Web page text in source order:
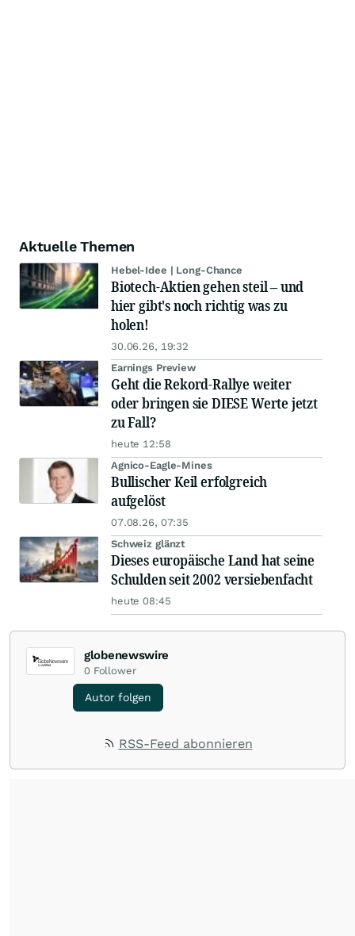
Aktuelle Themen
Hebel-Idee | Long-Chance
Biotech-Aktien gehen steil – und
hier gibt's noch richtig was zu
holen!
30.06.26, 19:32
Earnings Preview
Geht die Rekord-Rallye weiter
oder bringen sie DIESE Werte jetzt
zu Fall?
heute 12:58
Agnico-Eagle-Mines
Bullischer Keil erfolgreich
aufgelöst
07.08.26, 07:35
Schweiz glänzt
Dieses europäische Land hat seine
Schulden seit 2002 versiebenfacht
heute 08:45
globenewswire
0 Follower
Autor folgen
RSS-Feed abonnieren